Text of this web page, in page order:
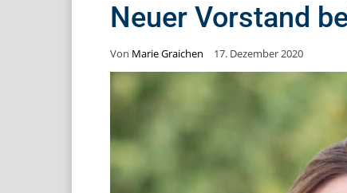
Neuer Vorstand
Von Marie Graichen 17. Dezember 2020